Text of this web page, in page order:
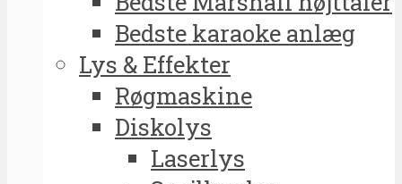
Bedste karaoke anlæg
Lys & Effekter
Røgmaskine
Diskolys
Laserlys